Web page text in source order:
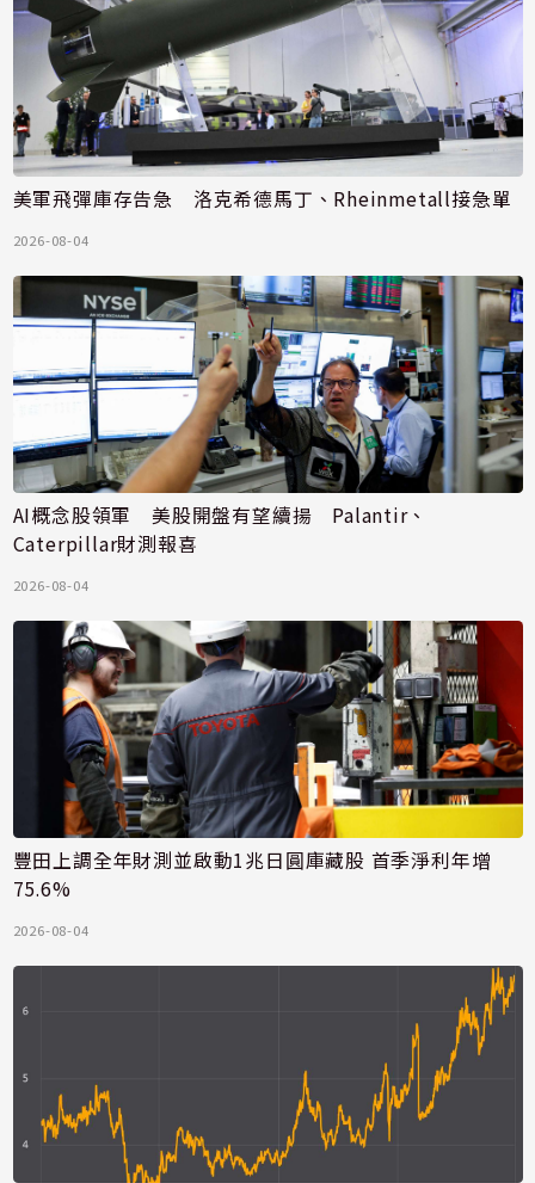
美軍飛彈庫存告急 洛克希德馬丁、Rheinmetall接急單
2026-08-04
AI概念股領軍 美股開盤有望續揚 Palantir、
Caterpillar財測報喜
2026-08-04
豐田上調全年財測並啟動1兆日圓庫藏股 首季淨利年增
75.6%
2026-08-04